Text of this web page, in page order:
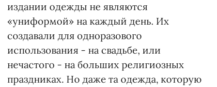
издании одежды не являются
«униформой» на каждый день. Их
создавали для одноразового
использования - на свадьбе, или
нечастого - на больших религиозных
праздниках. Но даже та одежда, которую